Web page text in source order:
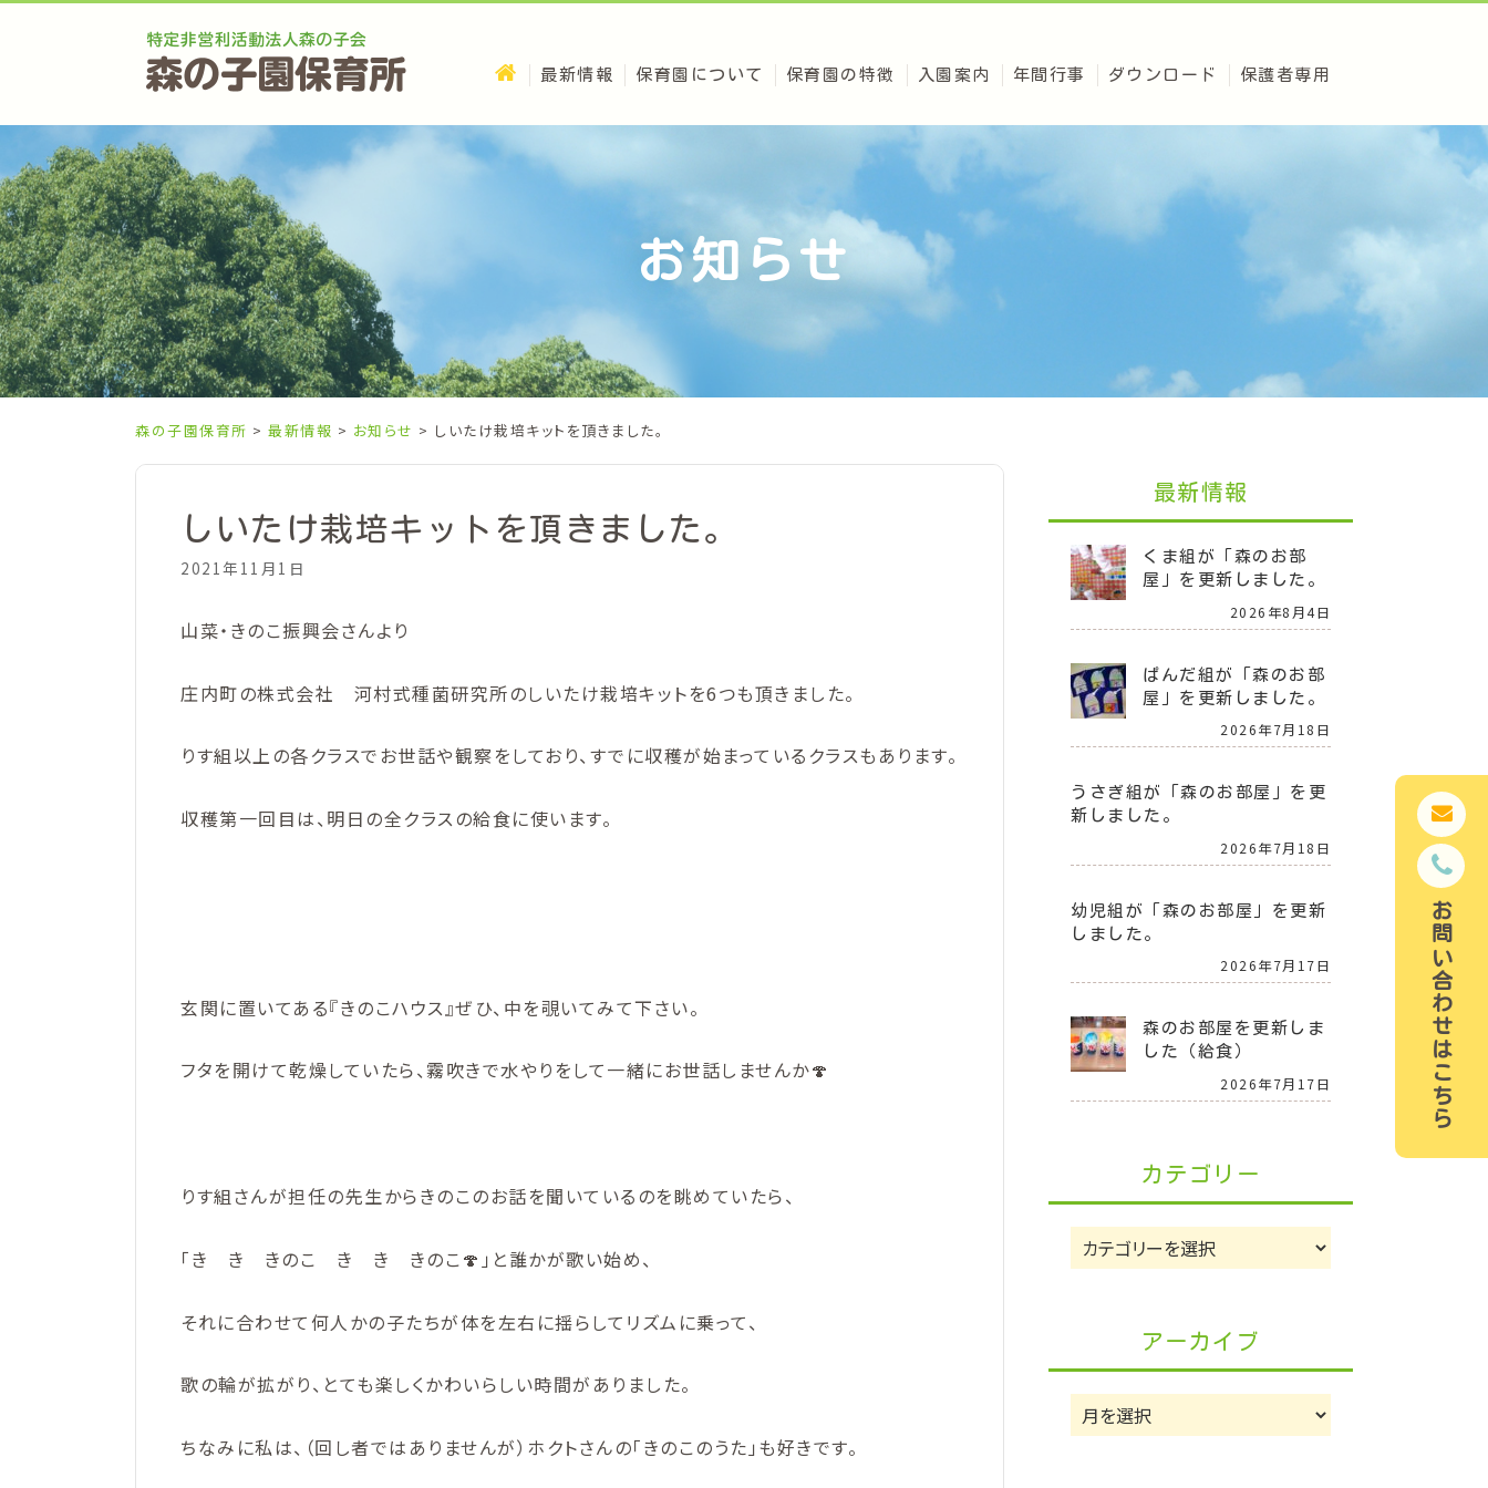
お問い合わせはこちら
最新情報 保育園について 保育園の特徴 入園案内 年間行事 ダウンロード 保護者専用
お知らせ
森の子園保育所 > 最新情報 > お知らせ > しいたけ栽培キットを頂きました。
しいたけ栽培キットを頂きました。
2021年11月1日
山菜・きのこ振興会さんより
庄内町の株式会社 河村式種菌研究所のしいたけ栽培キットを6つも頂きました。
りす組以上の各クラスでお世話や観察をしており、すでに収穫が始まっているクラスもあります。
収穫第一回目は、明日の全クラスの給食に使います。
玄関に置いてある『きのこハウス』ぜひ、中を覗いてみて下さい。
フタを開けて乾燥していたら、霧吹きで水やりをして一緒にお世話しませんか🍄
りす組さんが担任の先生からきのこのお話を聞いているのを眺めていたら、
「き き きのこ き き きのこ🍄」と誰かが歌い始め、
それに合わせて何人かの子たちが体を左右に揺らしてリズムに乗って、
歌の輪が拡がり、とても楽しくかわいらしい時間がありました。
ちなみに私は、（回し者ではありませんが）ホクトさんの「きのこのうた」も好きです。
最新情報
くま組が「森のお部
屋」を更新しました。
2026年8月4日
ぱんだ組が「森のお部
屋」を更新しました。
2026年7月18日
うさぎ組が「森のお部屋」を更
新しました。
2026年7月18日
幼児組が「森のお部屋」を更新
しました。
2026年7月17日
森のお部屋を更新しま
した（給食）
2026年7月17日
カテゴリー
カ
テ
アーカイブ
ア
ー